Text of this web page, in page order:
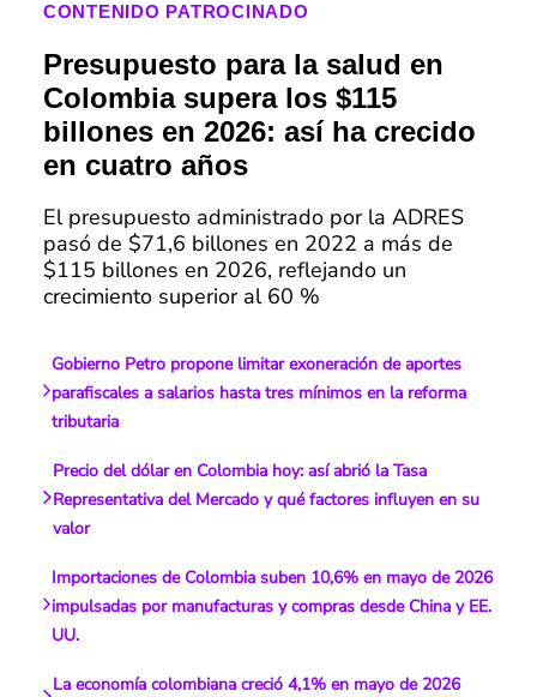
CONTENIDO PATROCINADO
Presupuesto para la salud en
Colombia supera los $115
billones en 2026: así ha crecido
en cuatro años
El presupuesto administrado por la ADRES
pasó de $71,6 billones en 2022 a más de
$115 billones en 2026, reflejando un
crecimiento superior al 60 %
Gobierno Petro propone limitar exoneración de aportes
parafiscales a salarios hasta tres mínimos en la reforma
tributaria
Precio del dólar en Colombia hoy: así abrió la Tasa
Representativa del Mercado y qué factores influyen en su
valor
Importaciones de Colombia suben 10,6% en mayo de 2026
impulsadas por manufacturas y compras desde China y EE.
UU.
La economía colombiana creció 4,1% en mayo de 2026